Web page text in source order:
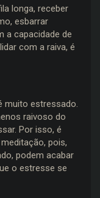
longa, receber
esbarrar
a capacidade de
com a raiva, é
muito estressado.
raivoso do
Por isso, é
pois,
podem acabar
o estresse se